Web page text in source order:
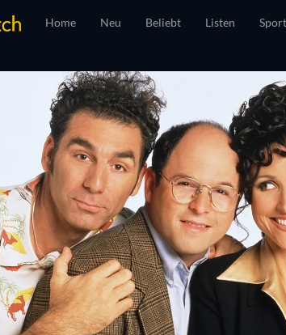
Home Neu Beliebt Listen Sport